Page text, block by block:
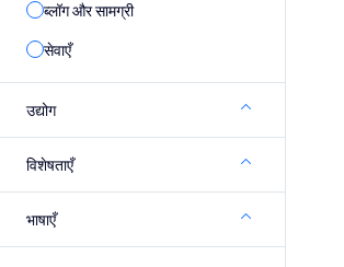
ब्लॉग और सामग्री
सेवाएँ
उद्योग
विशेषताएँ
भाषाएँ